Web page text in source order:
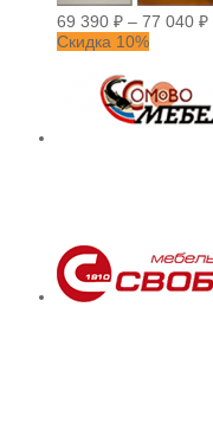
69 390 ₽ – 77 040 ₽
Скидка 10%